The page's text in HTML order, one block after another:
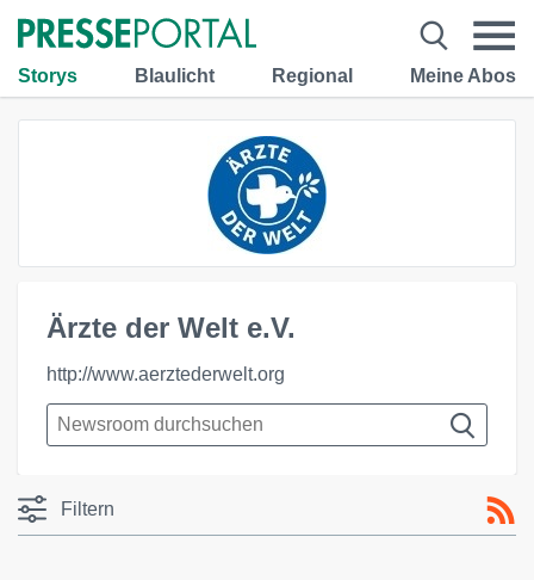
Storys Blaulicht Regional Meine Abos
Ärzte der Welt e.V.
http://www.aerztederwelt.org
Filtern